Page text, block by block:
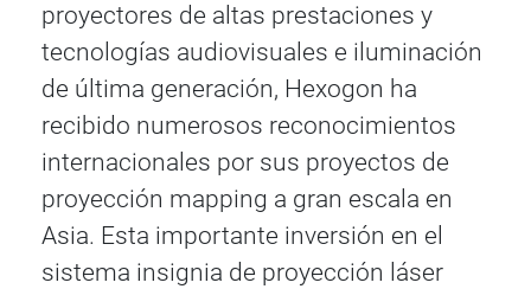
proyectores de altas prestaciones y
tecnologías audiovisuales e iluminación
de última generación, Hexogon ha
recibido numerosos reconocimientos
internacionales por sus proyectos de
proyección mapping a gran escala en
Asia. Esta importante inversión en el
sistema insignia de proyección láser